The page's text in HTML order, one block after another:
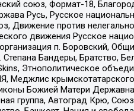
союз, Формат-18,
Русь, Русское
Движение против
движения Русское
п. Боровский,
Бандеры, Братство,
Этнополитическое
Меджлис
Божией Матери
группа, Автоград Крю,